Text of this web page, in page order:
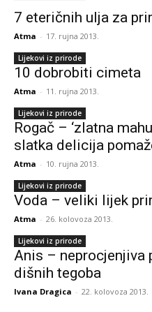
7 eteričnih ulja za
Atma - 17. rujna 2013.
Lijekovi iz prirode
10 dobrobiti cimeta
Atma - 11. rujna 2013.
Lijekovi iz prirode
Rogač – ‘zlatna
slatka delicija
Atma - 10. rujna 2013.
Lijekovi iz prirode
Voda – veliki lijek
Atma - 26. kolovoza 2013.
Lijekovi iz prirode
Anis – neprocjenjiva
dišnih tegoba
Ivana Dragica - 22. kolovoza 2013.